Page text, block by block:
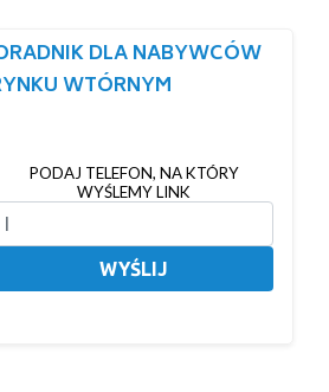
DLA NABYWCÓW
WTÓRNYM
PODAJ TELEFON, NA KTÓRY
WYŚLEMY LINK
WYŚLIJ